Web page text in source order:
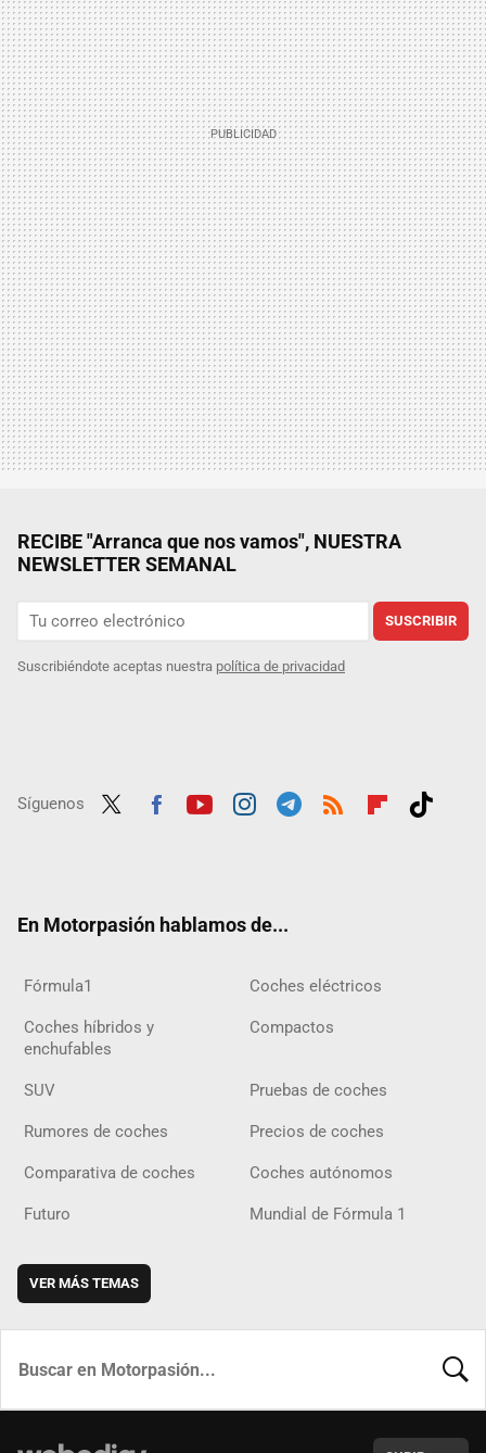
RECIBE "Arranca que nos vamos", NUESTRA
NEWSLETTER SEMANAL
SUSCRIBIR
Suscribiéndote aceptas nuestra política de privacidad
Síguenos
En Motorpasión hablamos de...
Fórmula1 Coches eléctricos
Coches híbridos y
enchufables
Compactos
SUV Pruebas de coches
Rumores de coches Precios de coches
Comparativa de coches Coches autónomos
Futuro Mundial de Fórmula 1
VER MÁS TEMAS